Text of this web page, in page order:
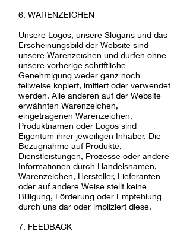
6. WARENZEICHEN
Unsere Logos, unsere Slogans und das
Erscheinungsbild der Website sind
unsere Warenzeichen und dürfen ohne
unsere vorherige schriftliche
Genehmigung weder ganz noch
teilweise kopiert, imitiert oder verwendet
werden. Alle anderen auf der Website
erwähnten Warenzeichen,
eingetragenen Warenzeichen,
Produktnamen oder Logos sind
Eigentum ihrer jeweiligen Inhaber. Die
Bezugnahme auf Produkte,
Dienstleistungen, Prozesse oder andere
Informationen durch Handelsnamen,
Warenzeichen, Hersteller, Lieferanten
oder auf andere Weise stellt keine
Billigung, Förderung oder Empfehlung
durch uns dar oder impliziert diese.
7. FEEDBACK